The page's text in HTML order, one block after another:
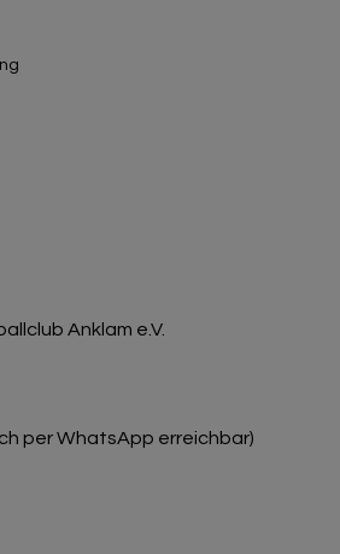
Anklam e.V.
per WhatsApp erreichbar)